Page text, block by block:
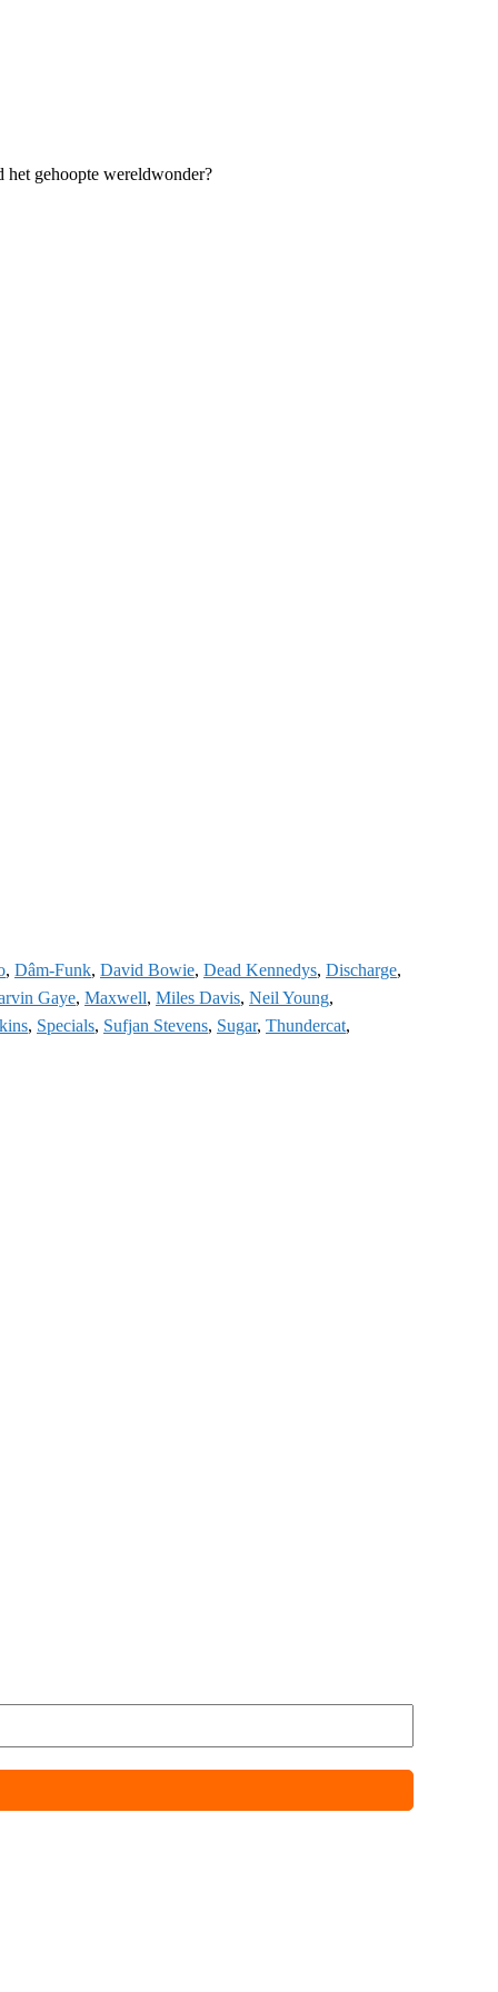
het gehoopte wereldwonder?
, Dâm-Funk, David Bowie, Dead Kennedys, Discharge,
Gaye, Maxwell, Miles Davis, Neil Young,
, Specials, Sufjan Stevens, Sugar, Thundercat,